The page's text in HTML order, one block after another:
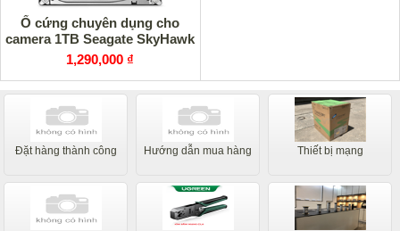
Ổ cứng chuyên dụng cho
camera 1TB Seagate SkyHawk
1,290,000 ₫
Đặt hàng thành công Hướng dẫn mua hàng Thiết bị mạng